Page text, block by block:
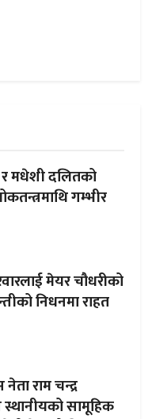
मधेशी दलितको
गम्भीर
मेयर चौधरीको
निधनमा राहत
राम चन्द्र
सामूहिक